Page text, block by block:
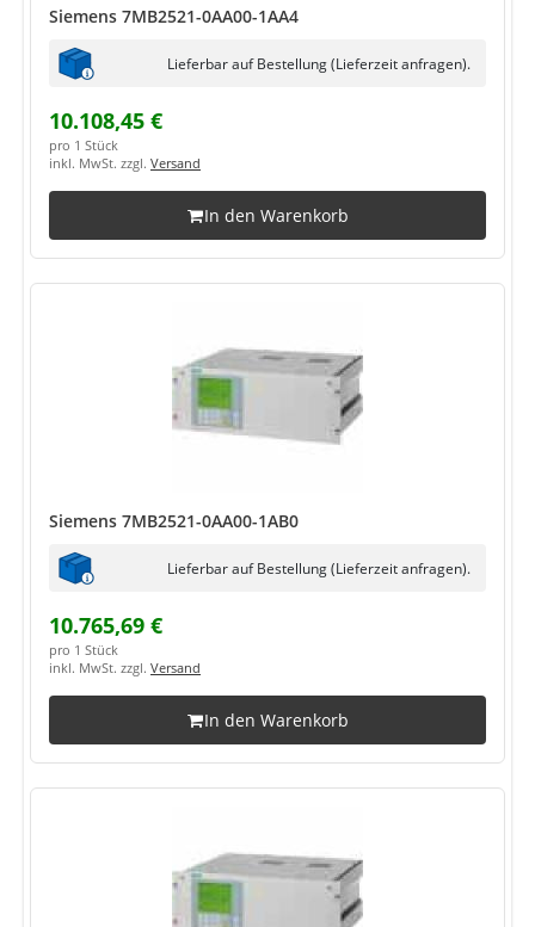
Siemens 7MB2521-0AA00-1AA4
Lieferbar auf Bestellung (Lieferzeit anfragen).
10.108,45 €
pro 1 Stück
inkl. MwSt. zzgl. Versand
In den Warenkorb
Siemens 7MB2521-0AA00-1AB0
Lieferbar auf Bestellung (Lieferzeit anfragen).
10.765,69 €
pro 1 Stück
inkl. MwSt. zzgl. Versand
In den Warenkorb